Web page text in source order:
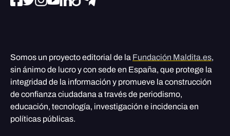
Somos un proyecto editorial de la Fundación Maldita.es,
sin ánimo de lucro y con sede en España, que protege la
integridad de la información y promueve la construcción
de confianza ciudadana a través de periodismo,
educación, tecnología, investigación e incidencia en
políticas públicas.